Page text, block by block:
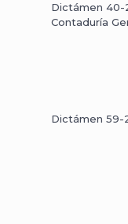
Dictámen 40-
Contaduría
Dictámen 59-